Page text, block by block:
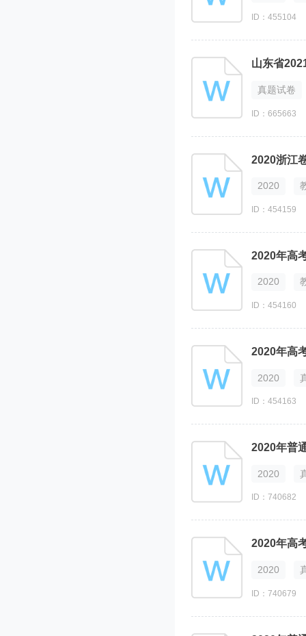
ID：455104
山东省
真题试卷
ID：665663
2020
ID：454159
2020
ID：454160
2020
ID：454163
2020年普
2020
ID：740682
2020年高
2020
ID：740679